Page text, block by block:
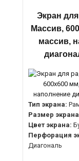
Экран
Массив,
массив,
Тип экрана:
Размер
Цвет экрана:
Перфорация
Диагональ